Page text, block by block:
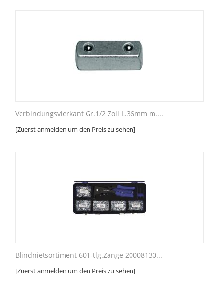
Verbindungsvierkant Gr.1/2 Zoll L.36mm m....
[Zuerst anmelden um den Preis zu sehen]
Blindnietsortiment 601-tlg.Zange 20008130...
[Zuerst anmelden um den Preis zu sehen]